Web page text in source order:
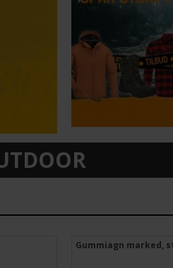
Gummiagn marked,